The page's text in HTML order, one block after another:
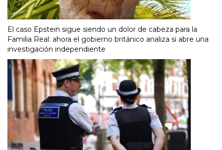
El caso Epstein sigue siendo un dolor de cabeza para la
Familia Real: ahora el gobierno británico analiza si abre una
investigación independiente